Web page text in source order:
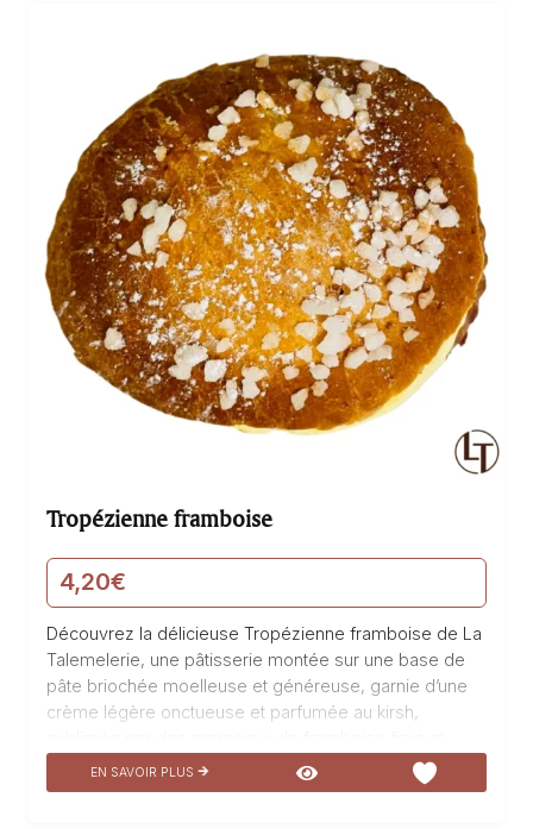
Tropézienne framboise
4,20€
Découvrez la délicieuse Tropézienne framboise de La
Talemelerie, une pâtisserie montée sur une base de
pâte briochée moelleuse et généreuse, garnie d’une
crème légère onctueuse et parfumée au kirsh,
juteux. Un véritable hymne à la gourmandise, cette
pâtisserie est un véritable délice pour les papilles, à
EN SAVOIR PLUS